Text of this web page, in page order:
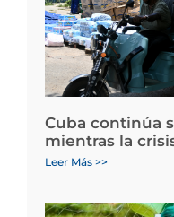
Cuba continúa
mientras la
Leer Más >>